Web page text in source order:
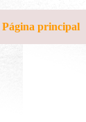
Página principal